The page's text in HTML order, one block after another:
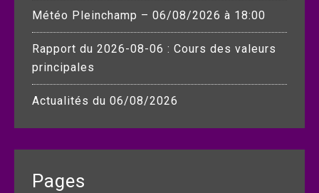
Météo Pleinchamp – 06/08/2026 à 18:00
Rapport du 2026-08-06 : Cours des valeurs
principales
Actualités du 06/08/2026
Pages